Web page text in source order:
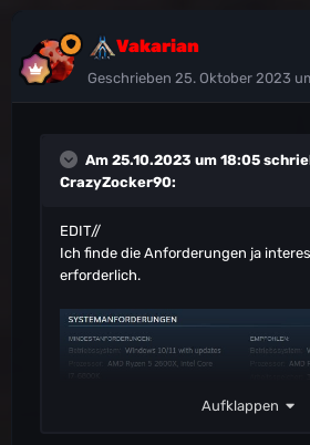
Vakarian
Geschrieben 25. Oktober 2023
Am 25.10.2023 um 18:05
CrazyZocker90:
EDIT//
Ich finde die Anforderungen ja
erforderlich.
Aufklappen